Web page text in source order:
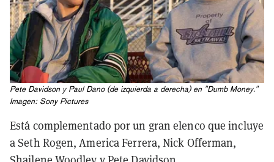
Pete Davidson y Paul Dano (de izquierda a derecha) en "Dumb Money."
Imagen: Sony Pictures
Está complementado por un gran elenco que incluye
a Seth Rogen, America Ferrera, Nick Offerman,